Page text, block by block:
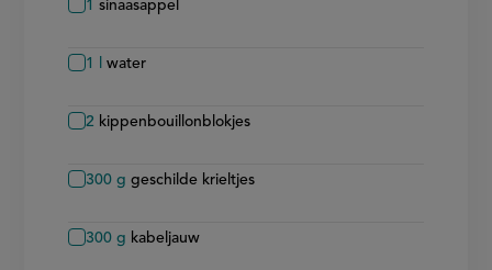
1 sinaasappel
1 water
2 kippenbouillonblokjes
300 g geschilde krieltjes
300 g kabeljauw